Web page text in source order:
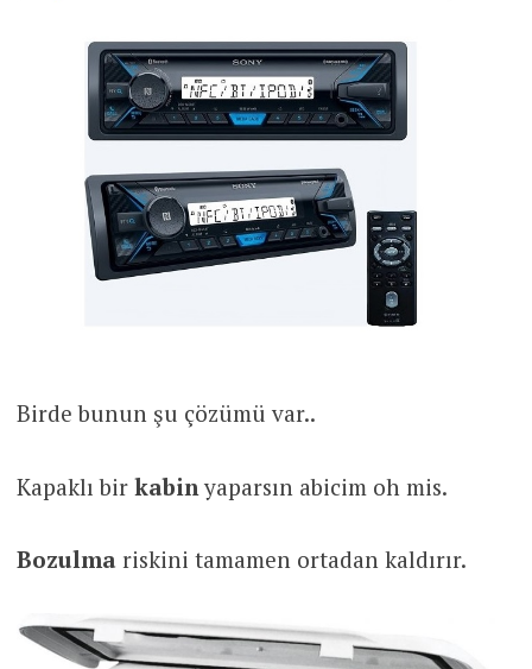
Birde bunun şu çözümü var..
Kapaklı bir kabinyaparsın abicim oh mis.
Bozulma riskini tamamen ortadan kaldırır.